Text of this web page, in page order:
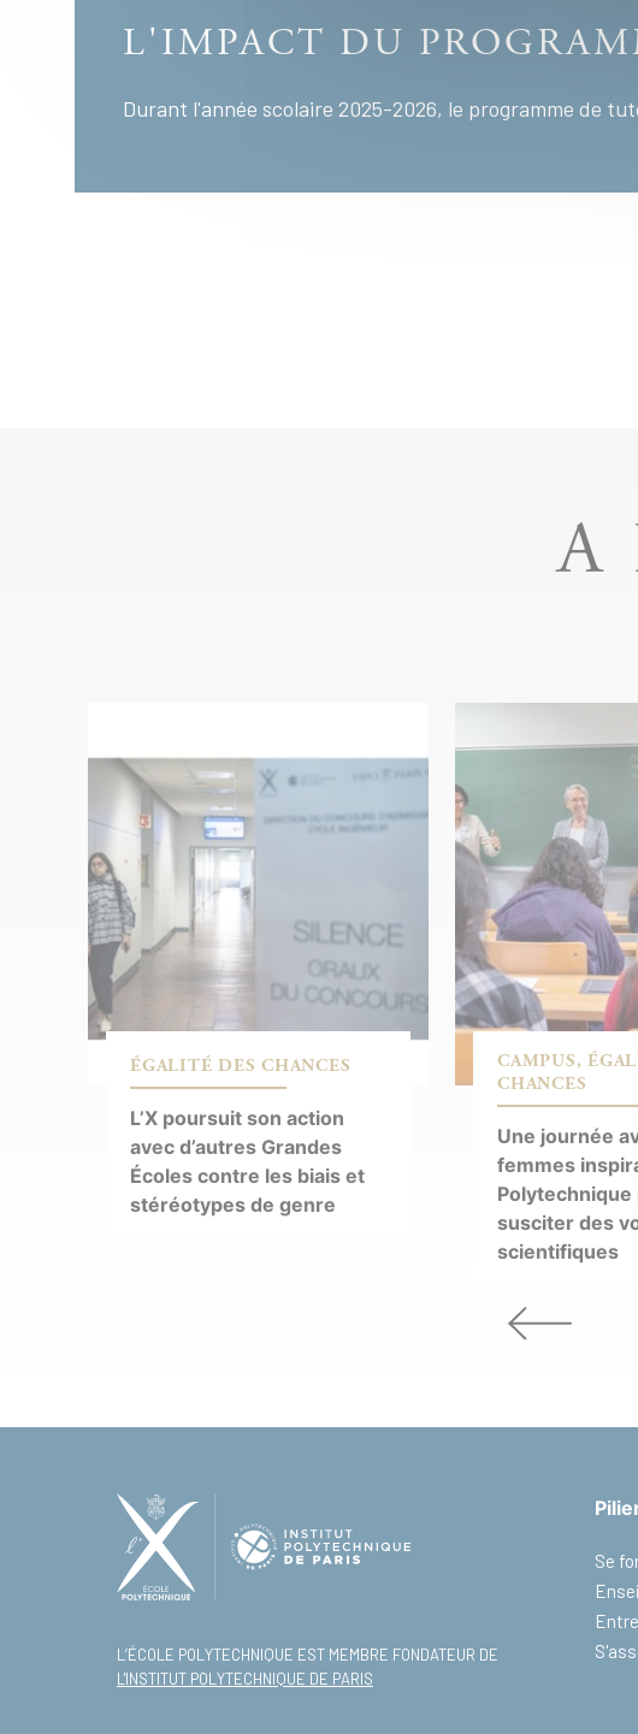
L'IMPACT DU
Durant l'année scolaire 2025-2026, le programme de
A
ÉGALITÉ DES CHANCES
L’X poursuit son action
avec d’autres Grandes
Écoles contre les biais et
stéréotypes de genre
CAMPUS,
CHANCES
Une journée
femmes
Polytechnique
susciter des
scientifiques
L’ÉCOLE POLYTECHNIQUE EST MEMBRE FONDATEUR DE
L'INSTITUT POLYTECHNIQUE DE PARIS
Se